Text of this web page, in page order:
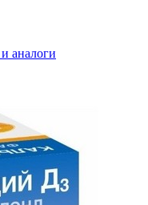
аналоги